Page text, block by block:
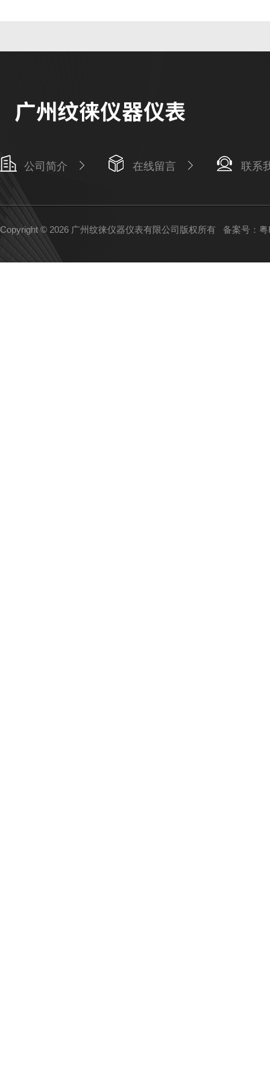
公司简介 在线留言 联系
Copyright © 2026 广州纹徕仪器仪表有限公司版权所有 备案号：